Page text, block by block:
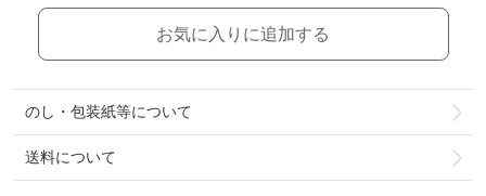
お気に入りに追加する
のし・包装紙等について
送料について